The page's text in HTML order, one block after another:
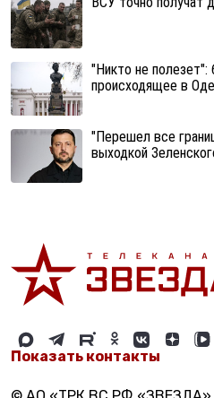
"Никто не полезет":
происходящее в
"Перешел все
выходкой
Показать контакты